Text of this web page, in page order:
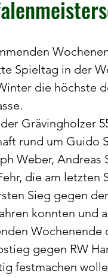
Spieltag in der
die höchste
Grävingholzer
rund um Guido
Weber, Andreas
die am letzten
Sieg gegen
konnten und
Wochenende
gegen RW
festmachen